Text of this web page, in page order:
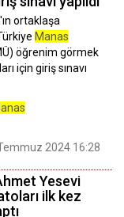
ortaklaşa
Manas
öğrenim görmek
için giriş sınavı
2024 16:28
Yesevi
ilk kez